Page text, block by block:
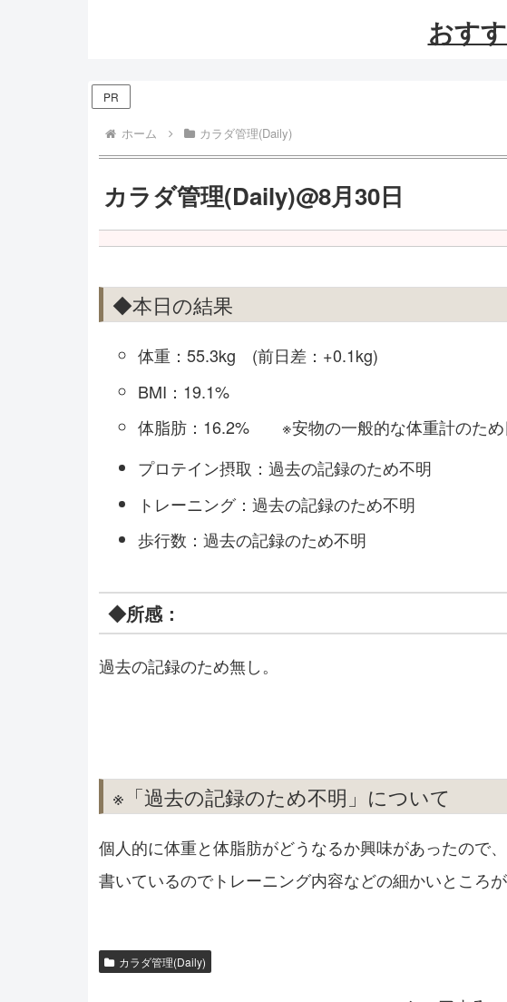
おす
PR
ホーム カラダ管理(Daily)
カラダ管理(Daily)@8月30日
◆本日の結果
体重：55.3kg (前日差：+0.1kg)
BMI：19.1%
体脂肪：16.2% ※安物の一般的な体重計のため
プロテイン摂取：過去の記録のため不明
トレーニング：過去の記録のため不明
歩行数：過去の記録のため不明
◆所感：
過去の記録のため無し。
※「過去の記録のため不明」について
個人的に体重と体脂肪がどうなるか興味があったので
書いているのでトレーニング内容などの細かいところが
カラダ管理(Daily)